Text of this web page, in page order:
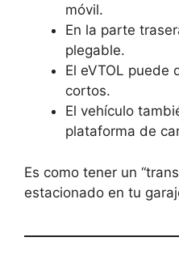
móvil.
En la parte
plegable.
El eVTOL puede
cortos.
El vehículo
plataforma de
Es como tener un
estacionado en tu